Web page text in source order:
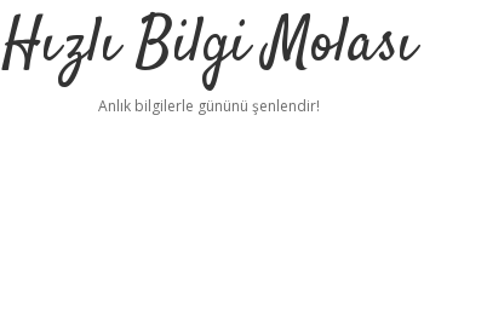
Hızlı Bilgi Molası
Anlık bilgilerle gününü şenlendir!